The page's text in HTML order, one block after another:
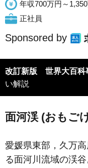
年収700万円～
正社員
Sponsored by
改訂新版 世界大百科
い解説
面河渓 (おもご
愛媛県東部，久万
る面河川流域の渓